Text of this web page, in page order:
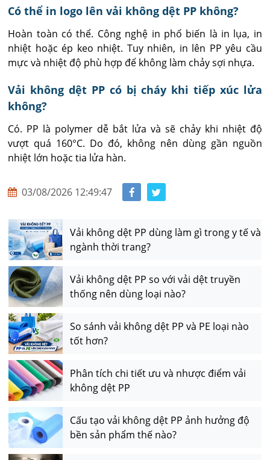
Có thể in logo lên vải không dệt PP không?
Hoàn toàn có thể. Công nghệ in phổ biến là in lụa, in
nhiệt hoặc ép keo nhiệt. Tuy nhiên, in lên PP yêu cầu
mực và nhiệt độ phù hợp để không làm chảy sợi nhựa.
Vải không dệt PP có bị cháy khi tiếp xúc lửa
không?
Có. PP là polymer dễ bắt lửa và sẽ chảy khi nhiệt độ
vượt quá 160°C. Do đó, không nên dùng gần nguồn
nhiệt lớn hoặc tia lửa hàn.
03/08/2026 12:49:47
Vải không dệt PP dùng làm gì trong y tế và
ngành thời trang?
Vải không dệt PP so với vải dệt truyền
thống nên dùng loại nào?
So sánh vải không dệt PP và PE loại nào
tốt hơn?
Phân tích chi tiết ưu và nhược điểm vải
không dệt PP
Cấu tạo vải không dệt PP ảnh hưởng độ
bền sản phẩm thế nào?